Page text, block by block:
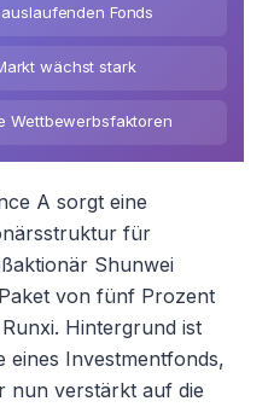
Fonds
wächst stark
Wettbewerbsfaktoren
A sorgt eine
für
Shunwei
von fünf Prozent
Hintergrund ist
eines Investmentfonds,
nun verstärkt auf die